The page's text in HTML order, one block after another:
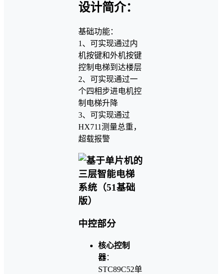
设计简介：
基础功能：
1、可实现通过内
机按键和外机按键
控制电梯到达楼层
2、可实现通过一
个四相步进电机控
制电梯升降
3、可实现通过
HX711测量总重，
超载报警
中控部分
核心控制
器：
STC89C52单